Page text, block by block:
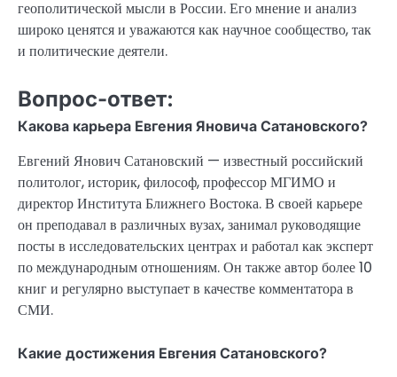
геополитической мысли в России. Его мнение и анализ
широко ценятся и уважаются как научное сообщество, так
и политические деятели.
Вопрос-ответ:
Какова карьера Евгения Яновича Сатановского?
Евгений Янович Сатановский — известный российский
политолог, историк, философ, профессор МГИМО и
директор Института Ближнего Востока. В своей карьере
он преподавал в различных вузах, занимал руководящие
посты в исследовательских центрах и работал как эксперт
по международным отношениям. Он также автор более 10
книг и регулярно выступает в качестве комментатора в
СМИ.
Какие достижения Евгения Сатановского?